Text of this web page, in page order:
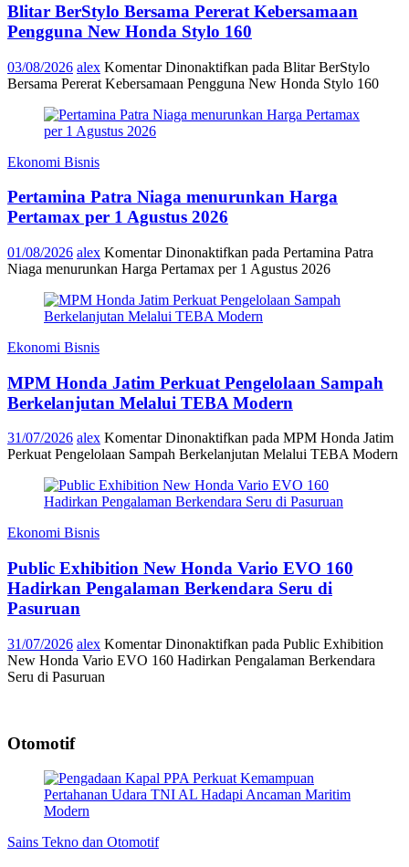
Blitar BerStylo Bersama Pererat Kebersamaan
Pengguna New Honda Stylo 160
03/08/2026 alex Komentar Dinonaktifkan pada Blitar BerStylo
Bersama Pererat Kebersamaan Pengguna New Honda Stylo 160
Ekonomi Bisnis
Pertamina Patra Niaga menurunkan Harga
Pertamax per 1 Agustus 2026
01/08/2026 alex Komentar Dinonaktifkan pada Pertamina Patra
Niaga menurunkan Harga Pertamax per 1 Agustus 2026
Ekonomi Bisnis
MPM Honda Jatim Perkuat Pengelolaan Sampah
Berkelanjutan Melalui TEBA Modern
31/07/2026 alex Komentar Dinonaktifkan pada MPM Honda Jatim
Perkuat Pengelolaan Sampah Berkelanjutan Melalui TEBA Modern
Ekonomi Bisnis
Public Exhibition New Honda Vario EVO 160
Hadirkan Pengalaman Berkendara Seru di
Pasuruan
31/07/2026 alex Komentar Dinonaktifkan pada Public Exhibition
New Honda Vario EVO 160 Hadirkan Pengalaman Berkendara
Seru di Pasuruan
Otomotif
Sains Tekno dan Otomotif